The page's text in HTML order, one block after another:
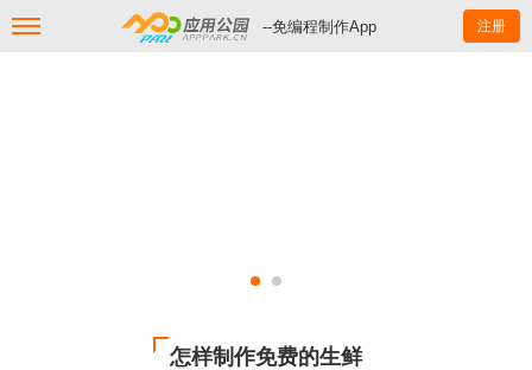
--免编程制作App 注册
怎样制作免费的生鲜